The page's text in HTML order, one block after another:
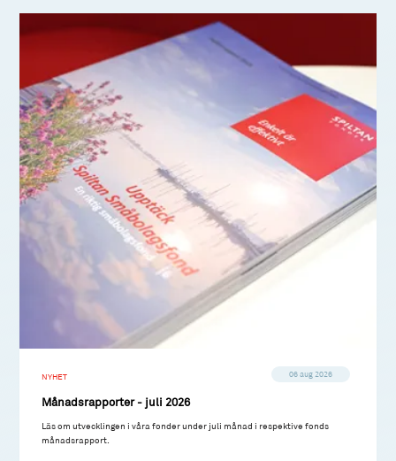
NYHET 06 aug 2026
Månadsrapporter - juli 2026
Läs om utvecklingen i våra fonder under juli månad i respektive fonds
månadsrapport.